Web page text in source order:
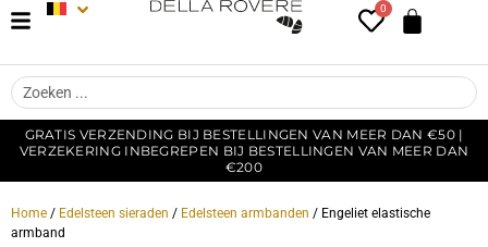
0
GRATIS VERZENDING BIJ BESTELLINGEN VAN MEER DAN €50 |
VERZEKERING INBEGREPEN BIJ BESTELLINGEN VAN MEER DAN
€200
Home / Edelsteen sieraden / Edelsteen armbanden / Engeliet elastische
armband